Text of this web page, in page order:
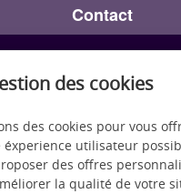
Interdiction
boissons
mineurs de
la preuve de
exigée au
vente
CODE DE LA SANTÉ
ET
des cookies pour vous
éxperience utilisateur
des offres
la qualité de votre
Contact